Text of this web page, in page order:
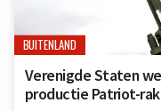
BUITENLAND
Verenigde Staten
productie Patriot-